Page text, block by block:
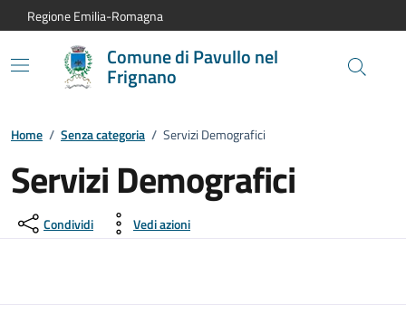
Vai al contenuto principale
Vai alla navigazione del sito
Vai al piede di pagina
Regione Emilia-Romagna
Comune di Pavullo nel
Frignano
Home / Senza categoria / Servizi Demografici
Servizi Demografici
Condividi Vedi azioni